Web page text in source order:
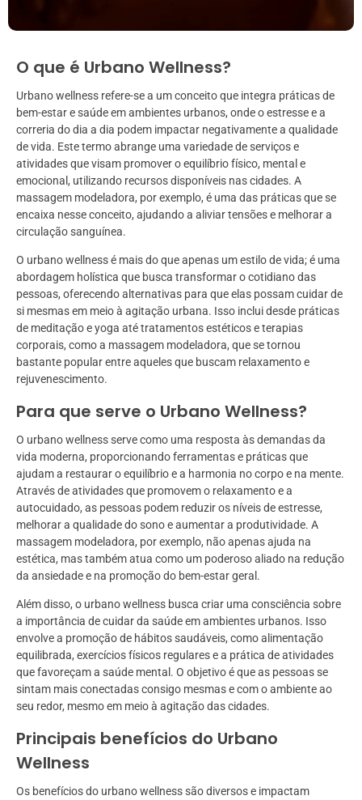
O que é Urbano Wellness?
Urbano wellness refere-se a um conceito que integra práticas de
bem-estar e saúde em ambientes urbanos, onde o estresse e a
correria do dia a dia podem impactar negativamente a qualidade
de vida. Este termo abrange uma variedade de serviços e
atividades que visam promover o equilíbrio físico, mental e
emocional, utilizando recursos disponíveis nas cidades. A
massagem modeladora, por exemplo, é uma das práticas que se
encaixa nesse conceito, ajudando a aliviar tensões e melhorar a
circulação sanguínea.
O urbano wellness é mais do que apenas um estilo de vida; é uma
abordagem holística que busca transformar o cotidiano das
pessoas, oferecendo alternativas para que elas possam cuidar de
si mesmas em meio à agitação urbana. Isso inclui desde práticas
de meditação e yoga até tratamentos estéticos e terapias
corporais, como a massagem modeladora, que se tornou
bastante popular entre aqueles que buscam relaxamento e
rejuvenescimento.
Para que serve o Urbano Wellness?
O urbano wellness serve como uma resposta às demandas da
vida moderna, proporcionando ferramentas e práticas que
ajudam a restaurar o equilíbrio e a harmonia no corpo e na mente.
Através de atividades que promovem o relaxamento e a
autocuidado, as pessoas podem reduzir os níveis de estresse,
melhorar a qualidade do sono e aumentar a produtividade. A
massagem modeladora, por exemplo, não apenas ajuda na
estética, mas também atua como um poderoso aliado na redução
da ansiedade e na promoção do bem-estar geral.
Além disso, o urbano wellness busca criar uma consciência sobre
a importância de cuidar da saúde em ambientes urbanos. Isso
envolve a promoção de hábitos saudáveis, como alimentação
equilibrada, exercícios físicos regulares e a prática de atividades
que favoreçam a saúde mental. O objetivo é que as pessoas se
sintam mais conectadas consigo mesmas e com o ambiente ao
seu redor, mesmo em meio à agitação das cidades.
Principais benefícios do Urbano
Wellness
Os benefícios do urbano wellness são diversos e impactam